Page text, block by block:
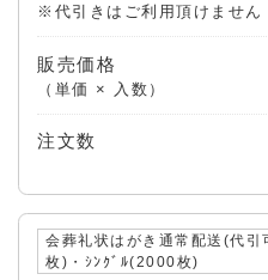
※代引きはご利用頂けません
販売価格
（単価 × 入数）
注文数
会葬礼状はがき通常配送(代
枚)・ｼﾝｸﾞﾙ(2000枚)